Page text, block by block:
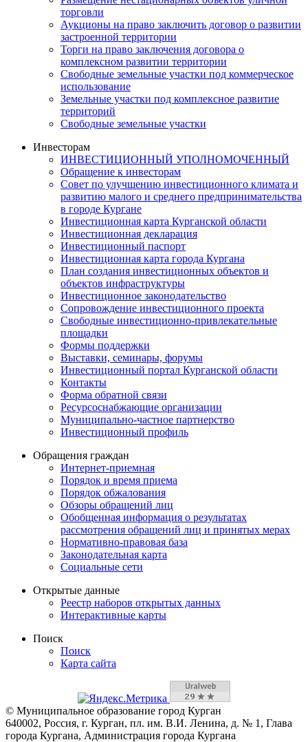
торговли
Аукционы на право заключить договор о развитии
застроенной территории
Торги на право заключения договора о
комплексном развитии территории
Свободные земельные участки под коммерческое
использование
Земельные участки под комплексное развитие
территорий
Свободные земельные участки
Инвесторам
ИНВЕСТИЦИОННЫЙ УПОЛНОМОЧЕННЫЙ
Обращение к инвесторам
Совет по улучшению инвестиционного климата и
развитию малого и среднего предпринимательства
в городе Кургане
Инвестиционная карта Курганской области
Инвестиционная декларация
Инвестиционный паспорт
Инвестиционная карта города Кургана
План создания инвестиционных объектов и
объектов инфраструктуры
Инвестиционное законодательство
Сопровождение инвестиционного проекта
Свободные инвестиционно-привлекательные
площадки
Формы поддержки
Выставки, семинары, форумы
Инвестиционный портал Курганской области
Контакты
Форма обратной связи
Ресурсоснабжающие организации
Муниципально-частное партнерство
Инвестиционный профиль
Обращения граждан
Интернет-приемная
Порядок и время приема
Порядок обжалования
Обзоры обращений лиц
Обобщенная информация о результатах
рассмотрения обращений лиц и принятых мерах
Нормативно-правовая база
Законодательная карта
Социальные сети
Открытые данные
Реестр наборов открытых данных
Интерактивные карты
Поиск
Поиск
Карта сайта
© Муниципальное образование город Курган
640002, Россия, г. Курган, пл. им. В.И. Ленина, д. № 1, Глава
города Кургана, Администрация города Кургана